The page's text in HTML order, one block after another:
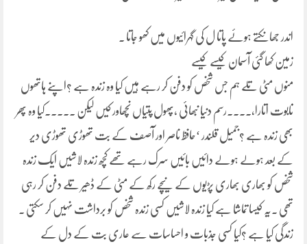
اندر جھانکتے ہوئے پاتا ل کی گہرائیوں میں کھو جاتا ۔
زمین کھا گئی آسمان کیسے کیسے
منوں مٹی تلے ہم جس شخص کو دفن کر رہے ہیں کیا وہ زندہ ہے ؟اپنے ہاتھوں
تابوت اتارا،۔۔۔۔رسم دنیا نبھائی ،پھول پتیاں نچھاور کیں لیکن ۔۔۔۔۔کیا وہ پھر
بھی زندہ ہے ؟جمیل قلندر ‘حافظ ناصر اور آصف کے بت تھوڑی تھوڑی دیر
کے بعد ہولے ہولے دائیں بائیں سرک رہے تھے کچھ زندہ لاشیں ایک زندہ
شخص کو بھاری بھاری پڑیوں کے نیچے رکھ کے مٹی کے ڈھیر تلے دفن کر رہی
تھی ۔یہ کیسا تماشا ہے کیا زندہ لاشیں کسی زندہ شخص کو برداشت نہیں کر سکتی ۔
زندگی کیا ہے ؟کیا کسی جذبات و احساسات سے عاری بت کے دل کے